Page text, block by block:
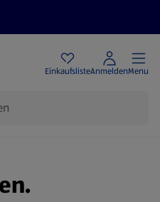
EinkaufslisteAnmeldenMenu